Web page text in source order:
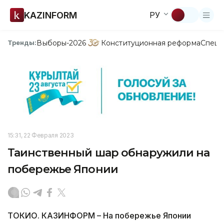
KAZINFORM РУ
Тренды:Выборы-2026 Конституционная реформа
15:31, 22 Февраля 2023
Таинственный шар обнаружили на
побережье Японии
ТОКИО. КАЗИНФОРМ – На побережье Японии